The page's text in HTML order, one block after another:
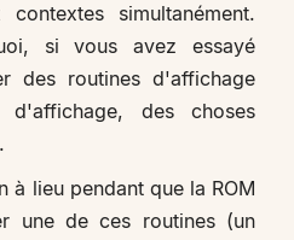
simultanément.
si vous avez essayé
des routines d'affichage
d'affichage, des choses
à lieu pendant que la ROM
une de ces routines (un